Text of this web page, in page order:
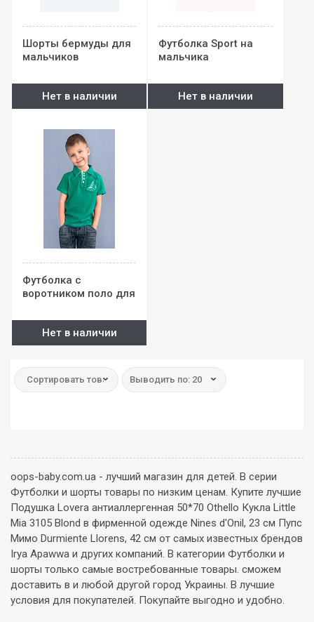
Шорты бермуды для
мальчиков
Нет в наличии
Футболка Sport на
мальчика
Нет в наличии
Футболка с
воротником поло для
Нет в наличии
Сортировать товар: Выводить по: 20
oops-baby.com.ua - лучший магазин для детей. В серии
Футболки и шорты товары по низким ценам. Купите лучшие
Подушка Lovera антиаллергенная 50*70 Othello Кукла Little
Miа 3105 Blond в фирменной одежде Nines d'Onil, 23 см Пупс
Мимо Durmiente Llorens, 42 см от самых известных брендов
Irya Apawwa и других компаний. В категории Футболки и
шорты только самые востребованные товары. сможем
доставить в и любой другой город Украины. В лучшие
условия для покупателей. Покупайте выгодно и удобно.